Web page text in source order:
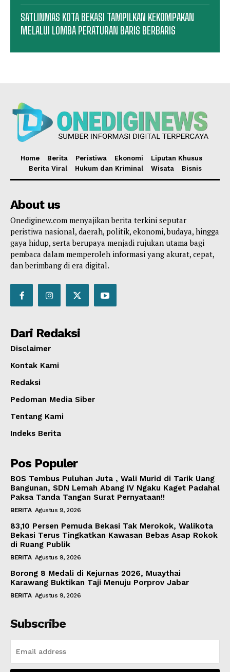
SATLINMAS KOTA BEKASI TAMPILKAN KEKOMPAKAN
MELALUI LOMBA PERATURAN BARIS BERBARIS
Home Berita Peristiwa Ekonomi
Liputan Khusus
Berita Viral
Hukum dan Kriminal Wisata Bisnis
About us
Onediginew.com menyajikan berita terkini seputar
peristiwa nasional, daerah, politik, ekonomi, budaya, hingga
gaya hidup, serta berupaya menjadi rujukan utama bagi
pembaca dalam memperoleh informasi yang akurat, cepat,
dan berimbang di era digital.
Dari Redaksi
Disclaimer
Kontak Kami
Redaksi
Pedoman Media Siber
Tentang Kami
Indeks Berita
Pos Populer
BOS Tembus Puluhan Juta , Wali Murid di Tarik Uang
Bangunan, SDN Lemah Abang IV Ngaku Kaget Padahal
Paksa Tanda Tangan Surat Pernyataan!!
BERITA Agustus 9, 2026
83,10 Persen Pemuda Bekasi Tak Merokok, Walikota
Bekasi Terus Tingkatkan Kawasan Bebas Asap Rokok
di Ruang Publik
BERITA Agustus 9, 2026
Borong 8 Medali di Kejurnas 2026, Muaythai
Karawang Buktikan Taji Menuju Porprov Jabar
BERITA Agustus 9, 2026
Subscribe